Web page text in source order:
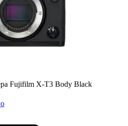
Fujifilm X-T3 Body Black